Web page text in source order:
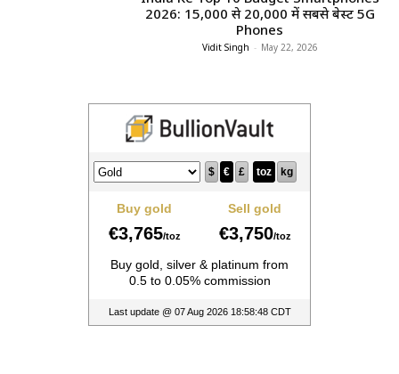
2026: ₹15,000 से ₹20,000 में सबसे बेस्ट 5G
Phones
Vidit Singh - May 22, 2026